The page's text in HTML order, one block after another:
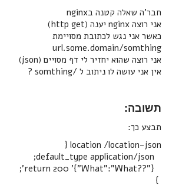
חבר'ה שאלה קטנה בnginx
אני רוצה nginx יענה (http get)
כאשר אני נגש לכתובת מסויימת
url.some.domain/somthing
אני רוצה שהוא יחזיר לי דף מסויים (json)
אין אני עושה לו ניתוב ל /somthing ?
תשובה:
תבצע כך:
location /location-json {
}